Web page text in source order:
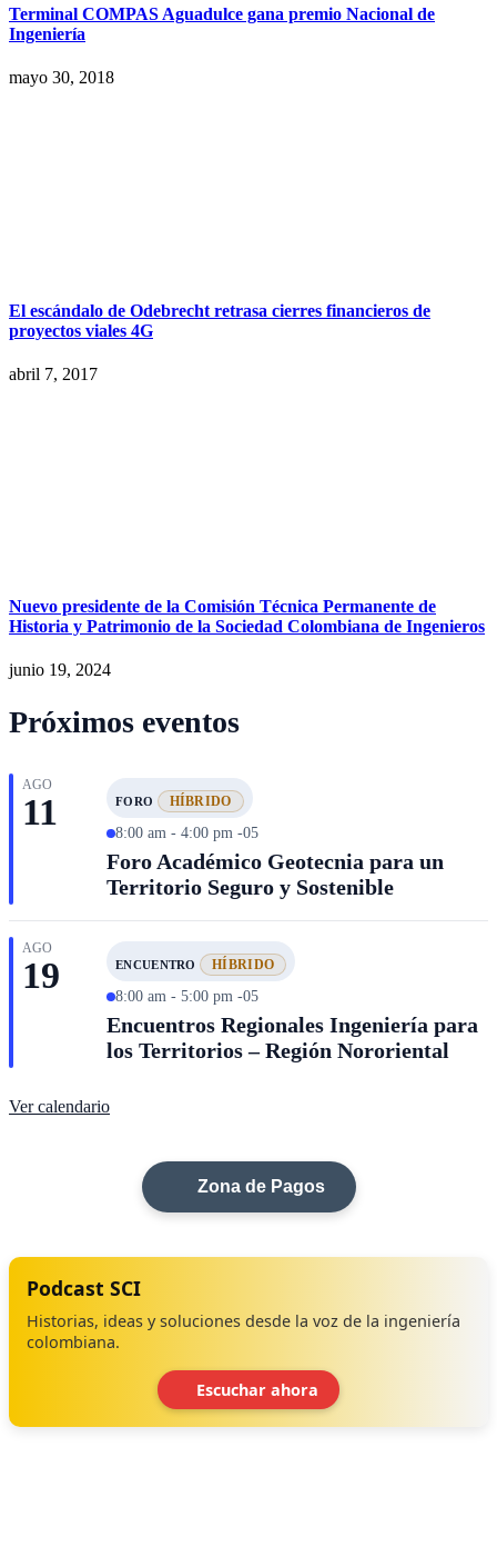
Terminal COMPAS Aguadulce gana premio Nacional de
Ingeniería
mayo 30, 2018
El escándalo de Odebrecht retrasa cierres financieros de
proyectos viales 4G
abril 7, 2017
Nuevo presidente de la Comisión Técnica Permanente de
Historia y Patrimonio de la Sociedad Colombiana de Ingenieros
junio 19, 2024
Próximos eventos
AGO
11 FORO HÍBRIDO
8:00 am - 4:00 pm -05
Foro Académico Geotecnia para un
Territorio Seguro y Sostenible
AGO
19 ENCUENTRO HÍBRIDO
8:00 am - 5:00 pm -05
Encuentros Regionales Ingeniería para
los Territorios – Región Nororiental
Ver calendario
Zona de Pagos
Podcast SCI
Historias, ideas y soluciones desde la voz de la ingeniería
colombiana.
Escuchar ahora